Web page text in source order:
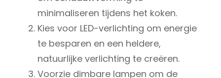
minimaliseren tijdens het koken.
Kies voor LED-verlichting om energie
te besparen en een heldere,
natuurlijke verlichting te creëren.
Voorzie dimbare lampen om de